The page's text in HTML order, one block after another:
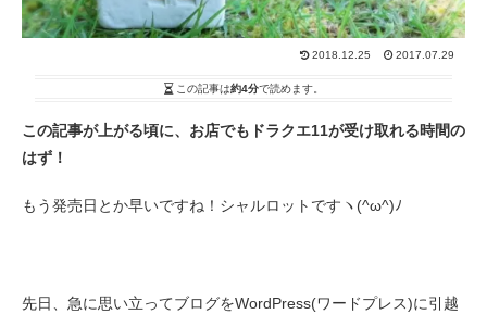
2018.12.25 2017.07.29
この記事は約4分で読めます。
この記事が上がる頃に、お店でもドラクエ11が受け取れる時間の
はず！
もう発売日とか早いですね！シャルロットですヽ(^ω^)ﾉ
先日、急に思い立ってブログをWordPress(ワードプレス)に引越